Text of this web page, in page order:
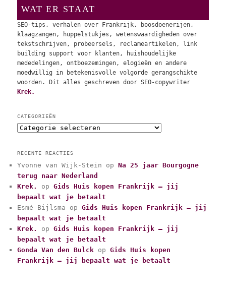
WAT ER STAAT
SEO-tips, verhalen over Frankrijk, boosdoenerijen,
klaagzangen, huppelstukjes, wetenswaardigheden over
tekstschrijven, probeersels, reclameartikelen, link
building support voor klanten, huishoudelijke
mededelingen, ontboezemingen, elogieën en andere
moedwillig in betekenisvolle volgorde gerangschikte
woorden. Dit alles geschreven door SEO-copywriter
Krek.
CATEGORIEËN
C
e
g
o
r
i
e
ë
RECENTE REACTIES
Yvonne van Wijk-Stein opNa 25 jaar Bourgogne
terug naar Nederland
Krek.
opGids Huis kopen Frankrijk – jij
bepaalt wat je betaalt
Esmé Bijlsma opGids Huis kopen Frankrijk – jij
bepaalt wat je betaalt
Krek.
opGids Huis kopen Frankrijk – jij
bepaalt wat je betaalt
Gonda Van den Bulck opGids Huis kopen
Frankrijk – jij bepaalt wat je betaalt